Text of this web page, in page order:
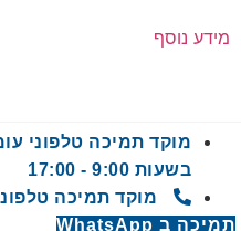
מידע נוסף
מוקד תמיכה טלפוני
בשעות 9:00 - 17:00
מוקד תמיכה טלפוני: 03-
תמיכה ב WhatsApp